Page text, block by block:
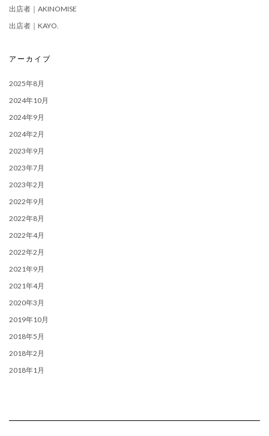
出店者｜AKINOMISE
出店者｜KAYO.
アーカイブ
2025年8月
2024年10月
2024年9月
2024年2月
2023年9月
2023年7月
2023年2月
2022年9月
2022年8月
2022年4月
2022年2月
2021年9月
2021年4月
2020年3月
2019年10月
2018年5月
2018年2月
2018年1月